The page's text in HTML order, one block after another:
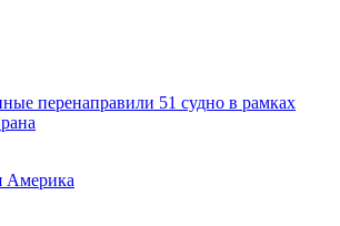
перенаправили 51 судно в рамках
Америка